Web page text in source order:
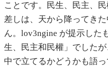
ことです。民生、民主、
差しは、天から降ってき
ん。lov3ngine が提示した
生、民主和民權」でした
中で立てるかどうかも語